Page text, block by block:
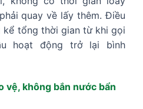
quay về lấy thêm. Điều
kể tổng thời gian từ khi gọi
hoạt động trở lại bình
vệ, không bắn nước bẩn